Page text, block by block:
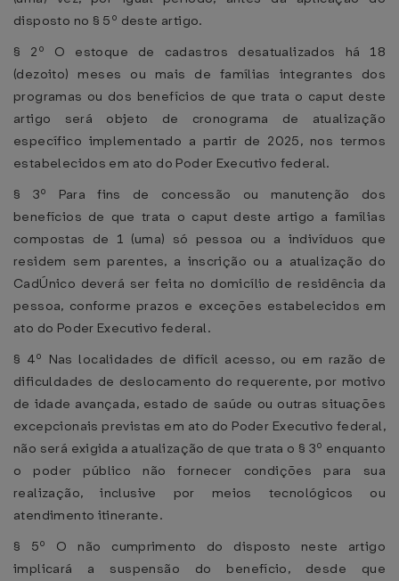
disposto no § 5º deste artigo.
§ 2º O estoque de cadastros desatualizados há 18
(dezoito) meses ou mais de famílias integrantes dos
programas ou dos benefícios de que trata o caput deste
artigo será objeto de cronograma de atualização
específico implementado a partir de 2025, nos termos
estabelecidos em ato do Poder Executivo federal.
§ 3º Para fins de concessão ou manutenção dos
benefícios de que trata o caput deste artigo a famílias
compostas de 1 (uma) só pessoa ou a indivíduos que
residem sem parentes, a inscrição ou a atualização do
CadÚnico deverá ser feita no domicílio de residência da
pessoa, conforme prazos e exceções estabelecidos em
ato do Poder Executivo federal.
§ 4º Nas localidades de difícil acesso, ou em razão de
dificuldades de deslocamento do requerente, por motivo
de idade avançada, estado de saúde ou outras situações
excepcionais previstas em ato do Poder Executivo federal,
não será exigida a atualização de que trata o § 3º enquanto
o poder público não fornecer condições para sua
realização, inclusive por meios tecnológicos ou
atendimento itinerante.
§ 5º O não cumprimento do disposto neste artigo
implicará a suspensão do benefício, desde que